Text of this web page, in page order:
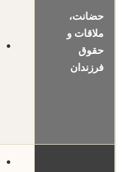
حضانت،
ملاقات و
حقوق
فرزندان